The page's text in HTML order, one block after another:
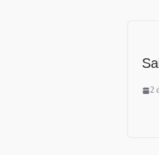
2